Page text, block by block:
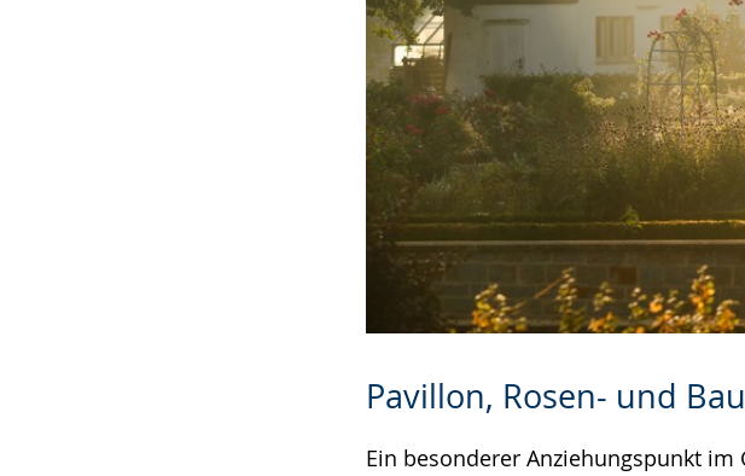
Pavillon, Rosen- und
Ein besonderer Anziehungspunkt im